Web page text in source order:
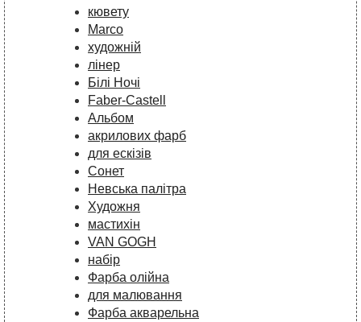
кювету
Marco
художній
лінер
Білі Ночі
Faber-Castell
Альбом
акрилових фарб
для ескізів
Сонет
Невська палітра
Художня
мастихін
VAN GOGH
набір
Фарба олійна
для малювання
Фарба акварельна